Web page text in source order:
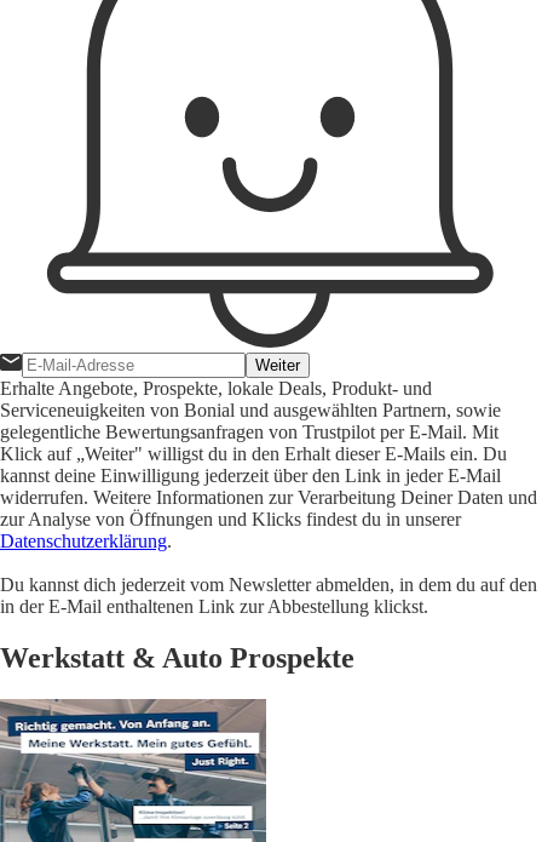
Weiter
Erhalte Angebote, Prospekte, lokale Deals, Produkt- und
Serviceneuigkeiten von Bonial und ausgewählten Partnern, sowie
gelegentliche Bewertungsanfragen von Trustpilot per E-Mail. Mit
Klick auf „Weiter" willigst du in den Erhalt dieser E-Mails ein. Du
kannst deine Einwilligung jederzeit über den Link in jeder E-Mail
widerrufen. Weitere Informationen zur Verarbeitung Deiner Daten und
zur Analyse von Öffnungen und Klicks findest du in unserer
Datenschutzerklärung.
Du kannst dich jederzeit vom Newsletter abmelden, in dem du auf den
in der E-Mail enthaltenen Link zur Abbestellung klickst.
Werkstatt & Auto Prospekte